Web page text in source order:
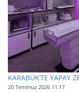
KARABÜK’TE YAPAY
20 Temmuz 2026 11:17